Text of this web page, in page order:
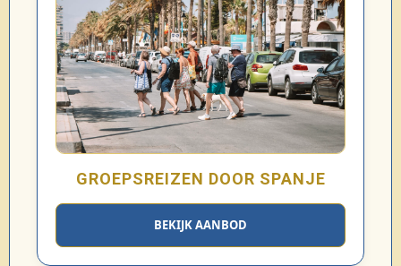
GROEPSREIZEN DOOR SPANJE
BEKIJK AANBOD